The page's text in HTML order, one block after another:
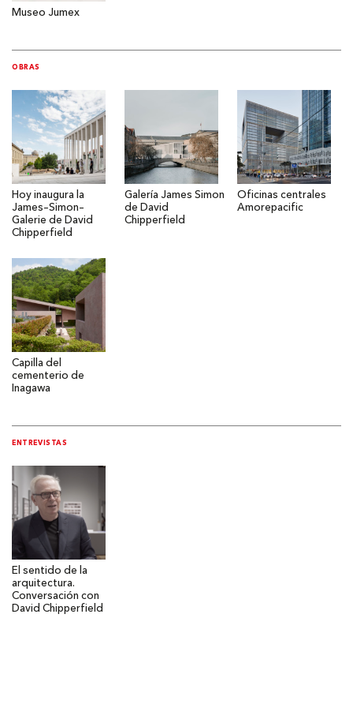
Museo Jumex
OBRAS
Hoy inaugura la
James–Simon–
Galerie de David
Chipperfield
Galería James Simon
de David
Chipperfield
Oficinas centrales
Amorepacific
Capilla del
cementerio de
Inagawa
ENTREVISTAS
El sentido de la
arquitectura.
Conversación con
David Chipperfield